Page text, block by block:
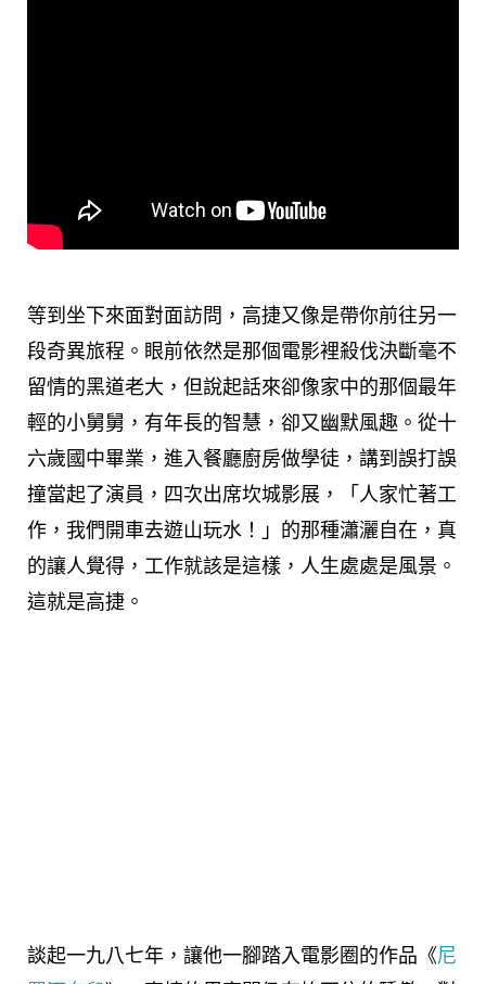
等到坐下來面對面訪問，高捷又像是帶你前往另一
段奇異旅程。眼前依然是那個電影裡殺伐決斷毫不
留情的黑道老大，但說起話來卻像家中的那個最年
輕的小舅舅，有年長的智慧，卻又幽默風趣。從十
六歲國中畢業，進入餐廳廚房做學徒，講到誤打誤
撞當起了演員，四次出席坎城影展，「人家忙著工
作，我們開車去遊山玩水！」的那種瀟灑自在，真
的讓人覺得，工作就該是這樣，人生處處是風景。
這就是高捷。
談起一九八七年，讓他一腳踏入電影圈的作品《尼